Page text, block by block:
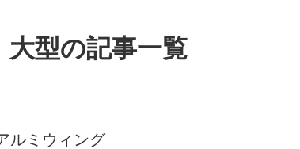
大型の記事一覧
ルミウィング